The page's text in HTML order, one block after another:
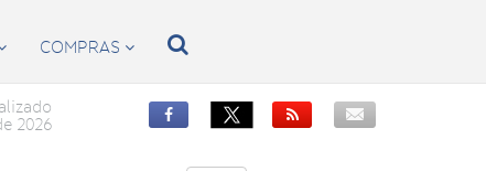
COMPRAS  
2026

